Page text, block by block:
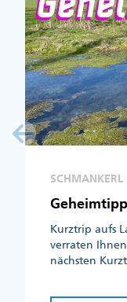
SCHMANKERL
Kurztrip aufs
verraten
nächsten